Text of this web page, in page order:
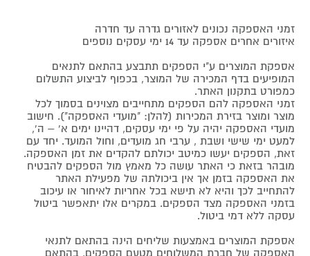
זמני האספקה נכונים לאזורים גדרה עד חדרה
איזורים אחרים אספקה עד 14 ימי עסקים נוספים
אספקת המוצרים ע"י הספקים תתבצע בהתאם לתנאים
המופיעים בדף המכירה של המוצר, בכפוף לביצוע התשלום
כמפורט בתקנון האתר.
זמני האספקה להם הספקים מתחייבים מצוינים בסמוך לכל
מוצר ומוצר בזירת המכירות (להלן: "מועדי האספקה"). חישוב
מועדי האספקה יהיה על פי ימי עסקים, דהיינו ימים א' – ה',
למעט ימי שישי ושבת , ערבי חג מועדים, וחול המועד. יחד עם
זאת, הספקים יעשו כמיטב יכולתם להקדים את זמן האספקה.
מובהר בזאת כי האתר עושה כל מאמץ מול הספקים להבטיח
את האספקה בזמן אך אין ביכולתה של מפעילת האתר
להתחייב לכך והיא לא תישא בכל אחריות לאיחור או עיכוב
בזמני האספקה מצד הספקים. במקרים אלו יתאפשר ביטול
עסקה ללא דמי ביטול.
אספקת המוצרים באמצעות שליחים הינה בהתאם לתנאי